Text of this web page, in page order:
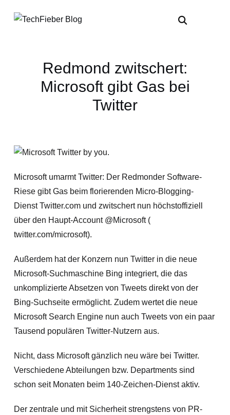
Redmond zwitschert:
Microsoft gibt Gas bei
Twitter
Microsoft umarmt Twitter: Der Redmonder Software-
Riese gibt Gas beim florierenden Micro-Blogging-
Dienst Twitter.com und zwitschert nun höchstoffiziell
über den Haupt-Account @Microsoft (
twitter.com/microsoft).
Außerdem hat der Konzern nun Twitter in die neue
Microsoft-Suchmaschine Bing integriert, die das
unkomplizierte Absetzen von Tweets direkt von der
Bing-Suchseite ermöglicht. Zudem wertet die neue
Microsoft Search Engine nun auch Tweets von ein paar
Tausend populären Twitter-Nutzern aus.
Nicht, dass Microsoft gänzlich neu wäre bei Twitter.
Verschiedene Abteilungen bzw. Departments sind
schon seit Monaten beim 140-Zeichen-Dienst aktiv.
Der zentrale und mit Sicherheit strengstens von PR-